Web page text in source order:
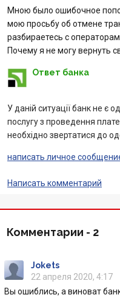
Курс валют в банке
Вопросы банку
Отзывы
Депозиты юр. лиц
Кредити для
Интернет-банкинг
Мною было ошибочное
мою просьбу об отмене
разбираетесь с
Почему я не могу вернуть
Ответ банка
У даній ситуації банк не є
послугу з проведення
необхідно звертатися до
написать личное
Написать комментарий
Комментарии - 2
Jokets
22 апреля 2020, 4:17
Вы ошиблись, а виноват